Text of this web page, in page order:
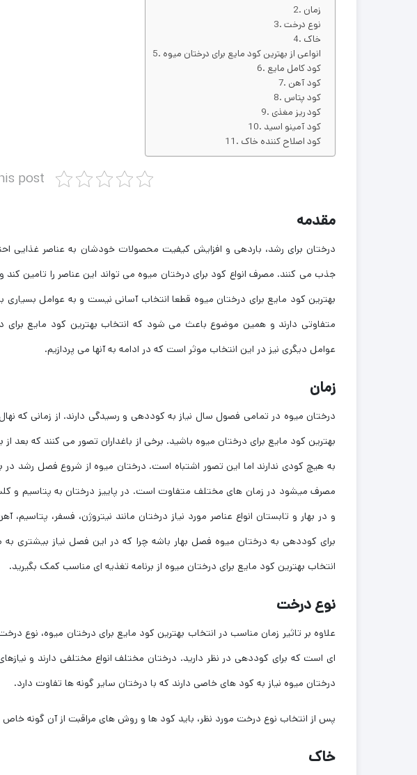
زمان
نوع درخت
خاک
انواعی از بهترین کود مایع برای درختان میوه
کود کامل مایع
کود آهن
کود پتاس
کود ریز مغذی
کود آمینو اسید
کود اصلاح کننده خاک
post
مقدمه
درختان برای رشد، باردهی و افزایش کیفیت محصولات خودشان به عناصر غذایی
جذب می کنند. مصرف انواع کود برای درختان میوه می تواند این عناصر را تامین
بهترین کود مایع برای درختان میوه قطعا انتخاب آسانی نیست و به عوامل
متفاوتی دارند و همین موضوع باعث می شود که انتخاب بهترین کود مایع برای
عوامل دیگری نیز در این انتخاب موثر است که در ادامه به آنها می پردازیم.
زمان
درختان میوه در تمامی فصول سال نیاز به کوددهی و رسیدگی دارند. از زمانی که
بهترین کود مایع برای درختان میوه باشید. برخی از باغداران تصور می کنند که
به هیچ کودی ندارند اما این تصور اشتباه است. درختان میوه از شروع فصل رشد در
مصرف میشود در زمان های مختلف متفاوت است. در پاییز درختان به پتاسیم و
و در بهار و تابستان انواع عناصر مورد نیاز درختان مانند نیتروژن، فسفر،
برای کوددهی به درختان میوه فصل بهار باشه چرا که در این فصل نیاز بیشتری
انتخاب بهترین کود مایع برای درختان میوه از برنامه تغذیه ای مناسب کمک بگیرید.
نوع درخت
علاوه بر تاثیر زمان مناسب در انتخاب بهترین کود مایع برای درختان میوه، نوع
‌ای است که برای کوددهی در نظر دارید. درختان مختلف انواع مختلفی دارند و
درختان میوه نیاز به کود های خاصی دارند که با درختان سایر گونه ‌ها تفاوت دارد.
پس از انتخاب نوع درخت مورد نظر، باید کود ها و روش ‌های مراقبت از آن گونه
خاک